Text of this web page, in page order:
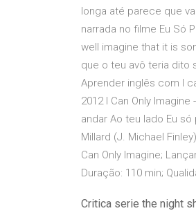
longa até parece que
narrada no filme Eu Só
well imagine that it is
que o teu avô teria dito
Aprender inglês com I
2012 I Can Only
andar Ao teu lado Eu
Millard (J. Michael
Can Only Imagine;
Duração: 110 min;
Critica serie the night